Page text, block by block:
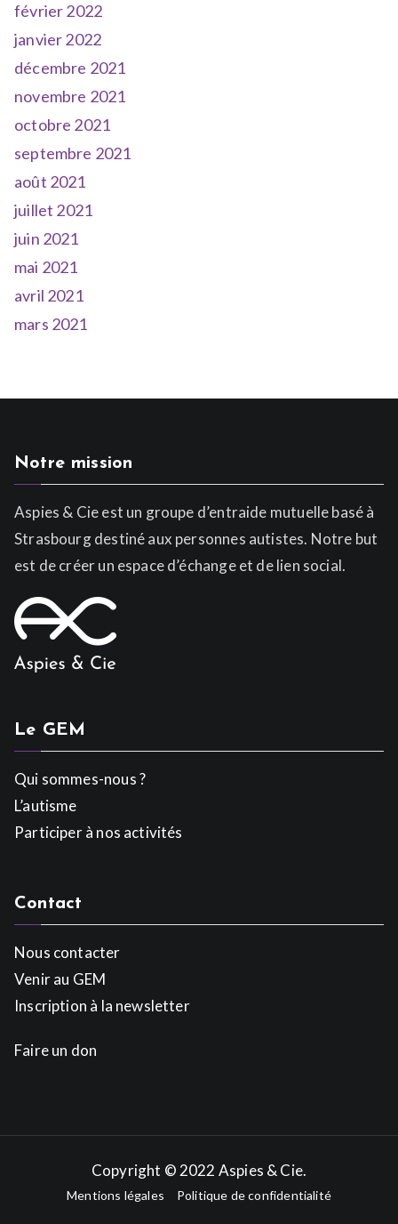
février 2022
janvier 2022
décembre 2021
novembre 2021
octobre 2021
septembre 2021
août 2021
juillet 2021
juin 2021
mai 2021
avril 2021
mars 2021
Notre mission
Aspies & Cie est un groupe d’entraide mutuelle basé à
Strasbourg destiné aux personnes autistes. Notre but
est de créer un espace d’échange et de lien social.
Le GEM
Qui sommes-nous ?
L’autisme
Participer à nos activités
Contact
Nous contacter
Venir au GEM
Inscription à la newsletter
Faire un don
Copyright © 2022 Aspies & Cie.
Mentions légales Politique de confidentialité